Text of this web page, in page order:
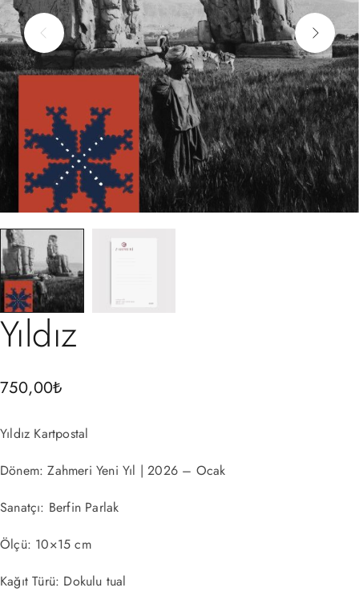
Yıldız
750,00₺
Yıldız Kartpostal
Dönem: Zahmeri Yeni Yıl | 2026 – Ocak
Sanatçı: Berfin Parlak
Ölçü: 10×15 cm
Kağıt Türü: Dokulu tual